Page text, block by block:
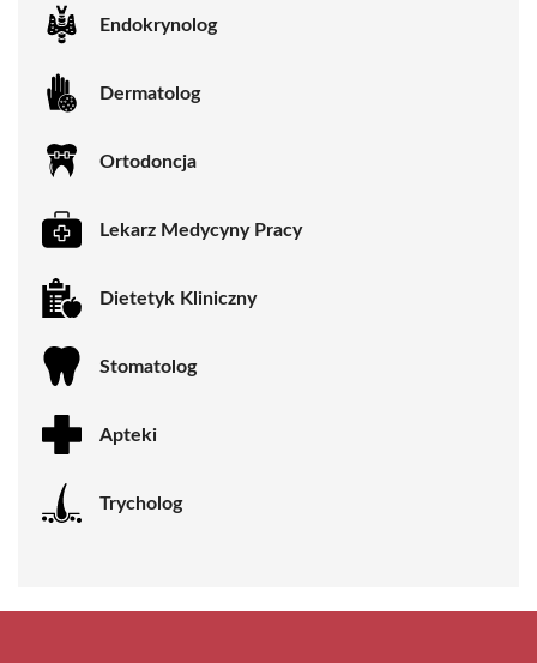
Endokrynolog
Dermatolog
Ortodoncja
Lekarz Medycyny Pracy
Dietetyk Kliniczny
Stomatolog
Apteki
Trycholog